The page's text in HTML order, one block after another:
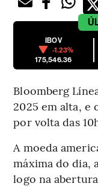
IBOV
-1.23%
175,546.36
Bloomberg
2025 em alta, e
por volta das
A moeda
máxima do dia,
logo na